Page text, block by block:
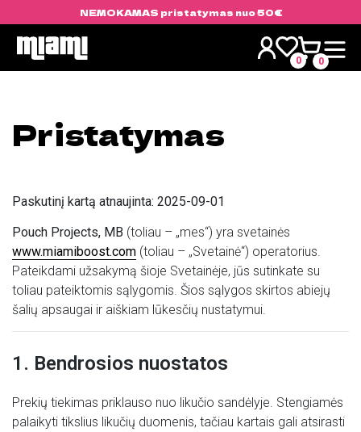
NEMOKAMAS pristatymas nuo 50€
Skip
content
0 0
Pristatymas
Paskutinį kartą atnaujinta: 2025-09-01
Pouch Projects, MB (toliau – „mes“) yra svetainės
www.miamiboost.com (toliau – „Svetainė“) operatorius.
Pateikdami užsakymą šioje Svetainėje, jūs sutinkate su
toliau pateiktomis sąlygomis. Šios sąlygos skirtos abiejų
šalių apsaugai ir aiškiam lūkesčių nustatymui.
1. Bendrosios nuostatos
Prekių tiekimas priklauso nuo likučio sandėlyje. Stengiamės
palaikyti tikslius likučių duomenis, tačiau kartais gali atsirasti